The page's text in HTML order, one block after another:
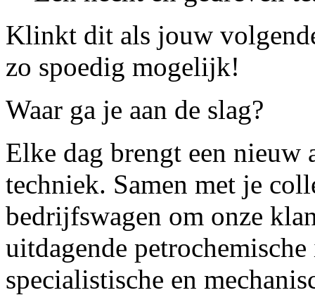
Klinkt dit als jouw
zo spoedig mogelijk!
Waar ga je aan de slag?
Elke dag brengt een
techniek. Samen met je
bedrijfswagen om onze
uitdagende
specialistische en